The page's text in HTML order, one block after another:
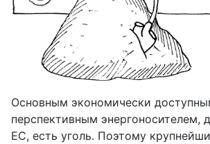
Основным экономически
перспективным энергоносителем,
ЕС, есть уголь. Поэтому